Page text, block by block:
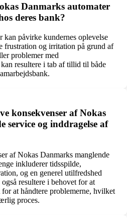
Danmarks automater
deres bank?
kan påvirke kundernes oplevelse
frustration og irritation på grund af
problemer med
resultere i tab af tillid til både
konsekvenser af Nokas
service og inddragelse af
af Nokas Danmarks manglende
inkluderer tidsspilde,
og en generel utilfredshed
resultere i behovet for at
at håndtere problemerne, hvilket
proces.